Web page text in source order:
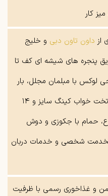
کار
از داون تاون دبی و خلیج
پنجره ‌های شیشه ‌ای کف تا
لوکس با مبلمان مجلل، بار
خصوصی، تخت خواب کینگ سایز و ۱۴
حمام با جکوزی و دوش
شخصی و خدمات دربان
و غذاخوری رسمی با ظرفیت